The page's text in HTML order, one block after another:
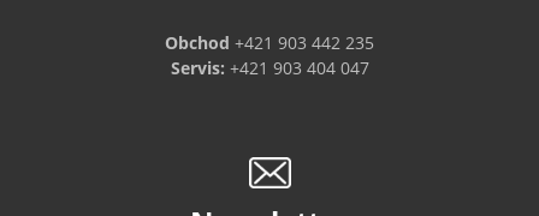
Obchod +421 903 442 235
Servis: +421 903 404 047